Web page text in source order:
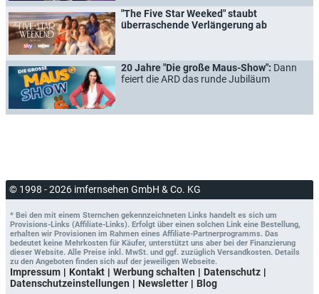
"The Five Star Weeked" staubt
überraschende Verlängerung ab
20 Jahre "Die große Maus-Show": Dann
feiert die ARD das runde Jubiläum
© 1998 - 2026 imfernsehen GmbH & Co. KG
* Bei den mit einem Sternchen gekennzeichneten Links handelt es sich um
Provisions-Links (Affiliate-Links). Erfolgt über einen solchen Link eine Bestellung,
erhalten wir Provisionen im Rahmen eines Affiliate-Partnerprogramms. Das
bedeutet keine Mehrkosten für Käufer, unterstützt uns aber bei der Finanzierung
dieser Website. Alle Preise inkl. MwSt. und ggf. zuzüglich Versandkosten. Details
zu den Angeboten finden sich auf der jeweiligen Webseite.
Impressum Kontakt Werbung schalten
Datenschutz
Datenschutzeinstellungen
Newsletter Blog